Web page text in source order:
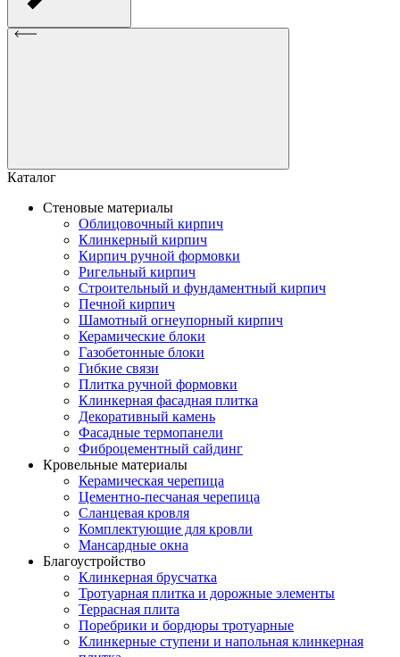
Каталог
Стеновые материалы
Облицовочный кирпич
Клинкерный кирпич
Кирпич ручной формовки
Ригельный кирпич
Строительный и фундаментный кирпич
Печной кирпич
Шамотный огнеупорный кирпич
Керамические блоки
Газобетонные блоки
Гибкие связи
Плитка ручной формовки
Клинкерная фасадная плитка
Декоративный камень
Фасадные термопанели
Фиброцементный сайдинг
Кровельные материалы
Керамическая черепица
Цементно-песчаная черепица
Сланцевая кровля
Комплектующие для кровли
Мансардные окна
Благоустройство
Клинкерная брусчатка
Тротуарная плитка и дорожные элементы
Террасная плита
Поребрики и бордюры тротуарные
Клинкерные ступени и напольная клинкерная